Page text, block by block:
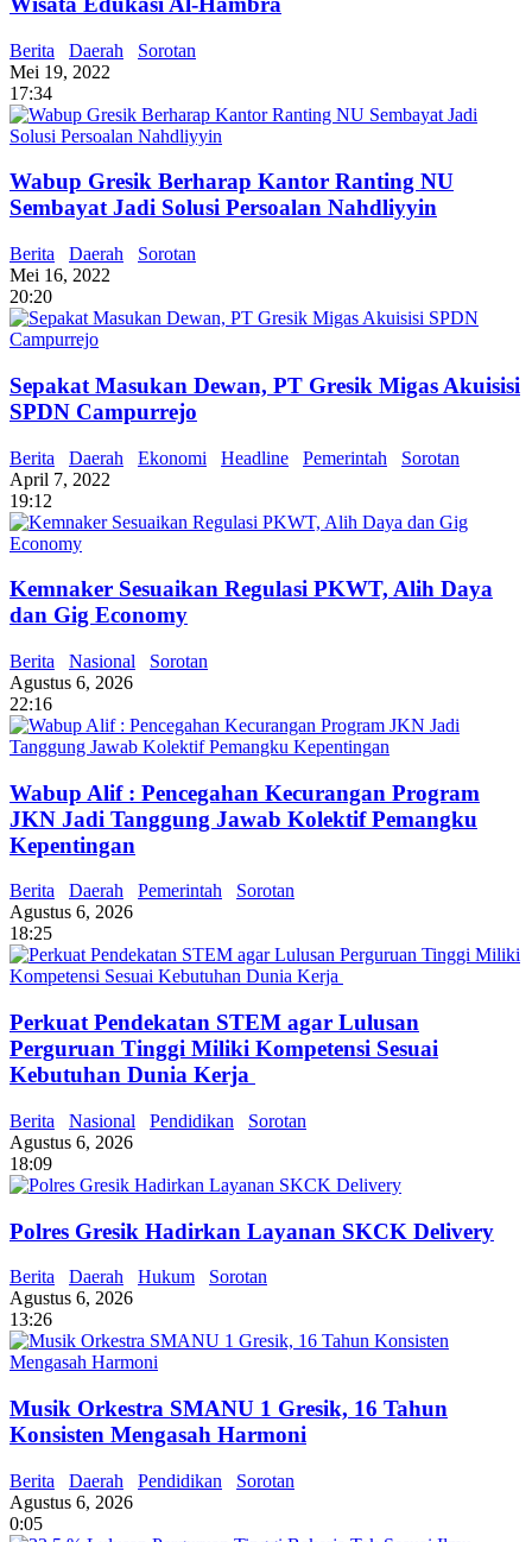
Berita Daerah
Sorotan
Mei 19, 2022
17:34
Wabup Gresik Berharap Kantor Ranting NU
Sembayat Jadi Solusi Persoalan Nahdliyyin
Berita Daerah
Sorotan
Mei 16, 2022
20:20
Sepakat Masukan Dewan, PT Gresik Migas Akuisisi
SPDN Campurrejo
Berita Daerah Ekonomi Headline Pemerintah
Sorotan
April 7, 2022
19:12
Kemnaker Sesuaikan Regulasi PKWT, Alih Daya
dan Gig Economy
Berita Nasional
Sorotan
Agustus 6, 2026
22:16
Wabup Alif : Pencegahan Kecurangan Program
JKN Jadi Tanggung Jawab Kolektif Pemangku
Kepentingan
Berita Daerah Pemerintah
Sorotan
Agustus 6, 2026
18:25
Perkuat Pendekatan STEM agar Lulusan
Perguruan Tinggi Miliki Kompetensi Sesuai
Kebutuhan Dunia Kerja
Berita Nasional Pendidikan
Sorotan
Agustus 6, 2026
18:09
Polres Gresik Hadirkan Layanan SKCK Delivery
Berita Daerah Hukum
Sorotan
Agustus 6, 2026
13:26
Musik Orkestra SMANU 1 Gresik, 16 Tahun
Konsisten Mengasah Harmoni
Berita Daerah Pendidikan
Sorotan
Agustus 6, 2026
0:05